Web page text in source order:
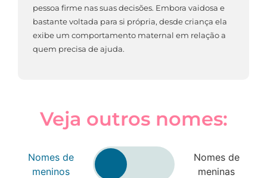
pessoa firme nas suas decisões. Embora vaidosa e
bastante voltada para si própria, desde criança ela
exibe um comportamento maternal em relação a
quem precisa de ajuda.
Veja outros nomes:
Nomes de
meninos
Nomes de
meninas